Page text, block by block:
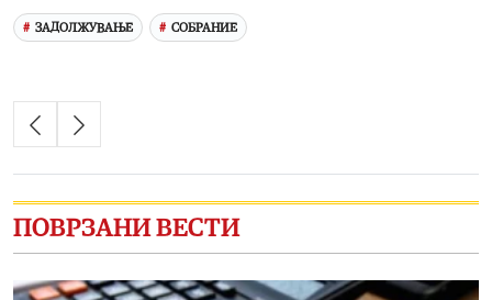
ЗАДОЛЖУВАЊЕ СОБРАНИЕ
ПОВРЗАНИ ВЕСТИ